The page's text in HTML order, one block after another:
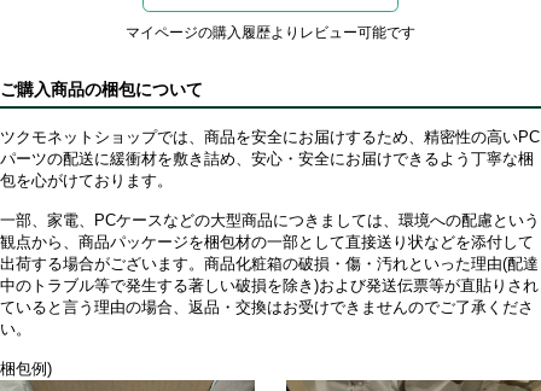
マイページの購入履歴よりレビュー可能です
ご購入商品の梱包について
ツクモネットショップでは、商品を安全にお届けするため、精密性の高いPC
パーツの配送に緩衝材を敷き詰め、安心・安全にお届けできるよう丁寧な梱
包を心がけております。
一部、家電、PCケースなどの大型商品につきましては、環境への配慮という
観点から、商品パッケージを梱包材の一部として直接送り状などを添付して
出荷する場合がございます。商品化粧箱の破損・傷・汚れといった理由(配達
中のトラブル等で発生する著しい破損を除き)および発送伝票等が直貼りされ
ていると言う理由の場合、返品・交換はお受けできませんのでご了承くださ
い。
梱包例)